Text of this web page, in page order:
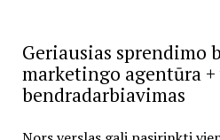
Geriausias sprendimo
marketingo agentūra
bendradarbiavimas